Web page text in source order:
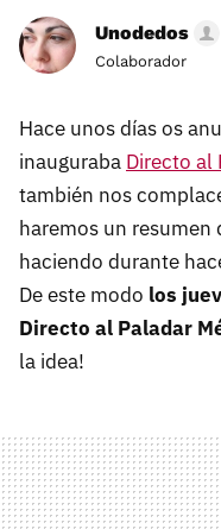
Unodedos
Colaborador
Hace unos días os
inauguraba Directo al
también nos
haremos un
haciendo durante
De este modo los
Directo al Paladar
la idea!